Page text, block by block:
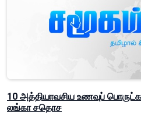
10 அத்தியாவசிய உணவுப்
லங்கா சதொச